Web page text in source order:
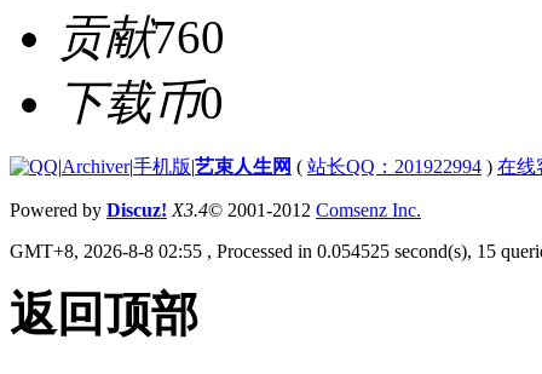
贡献760
下载币0
|Archiver|手机版|艺束人生网 ( 站长QQ：201922994 ) 在线
Powered by Discuz! X3.4© 2001-2012 Comsenz Inc.
GMT+8, 2026-8-8 02:55 , Processed in 0.054525 second(s), 15
返回顶部